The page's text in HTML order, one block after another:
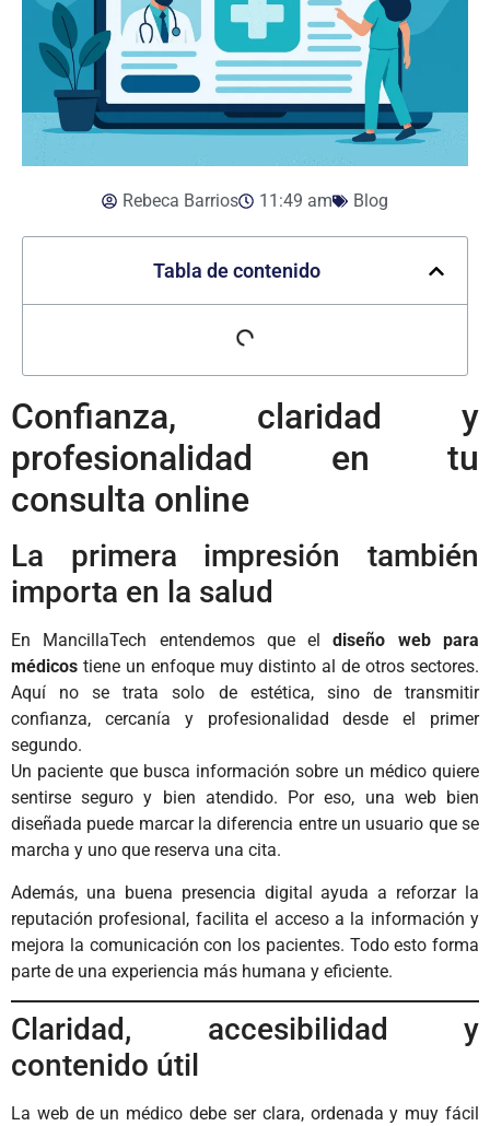
Rebeca Barrios 11:49 am Blog
Tabla de contenido
Confianza, claridad y
profesionalidad en tu
consulta online
La primera impresión también
importa en la salud
En MancillaTech entendemos que eldiseño web para
médicos tiene un enfoque muy distinto al de otros sectores.
Aquí no se trata solo de estética, sino de transmitir
confianza, cercanía y profesionalidad desde el primer
segundo.
Un paciente que busca información sobre un médico quiere
sentirse seguro y bien atendido. Por eso, una web bien
diseñada puede marcar la diferencia entre un usuario que se
marcha y uno que reserva una cita.
Además, una buena presencia digital ayuda a reforzar la
reputación profesional, facilita el acceso a la información y
mejora la comunicación con los pacientes. Todo esto forma
parte de una experiencia más humana y eficiente.
Claridad, accesibilidad y
contenido útil
La web de un médico debe ser clara, ordenada y muy fácil